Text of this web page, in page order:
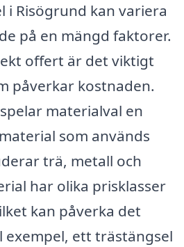
i Risögrund kan variera
på en mängd faktorer.
offert är det viktigt
påverkar kostnaden.
materialval en
som används
trä, metall och
har olika prisklasser
kan påverka det
exempel, ett trästängsel